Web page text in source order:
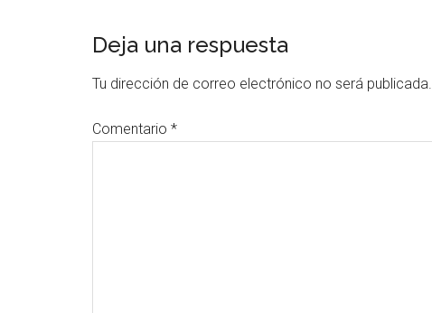
Interacciones
con
lectores
Deja una respuesta
Tu dirección de correo electrónico no será publicada.
Comentario *